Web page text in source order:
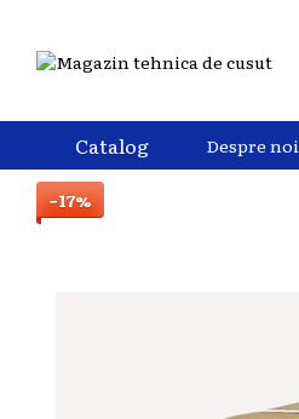
Catalog Despre noi
−17%